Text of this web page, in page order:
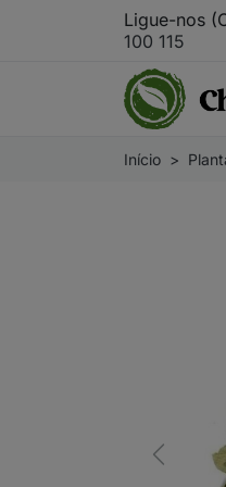
Ligue-nos
100 115
Início